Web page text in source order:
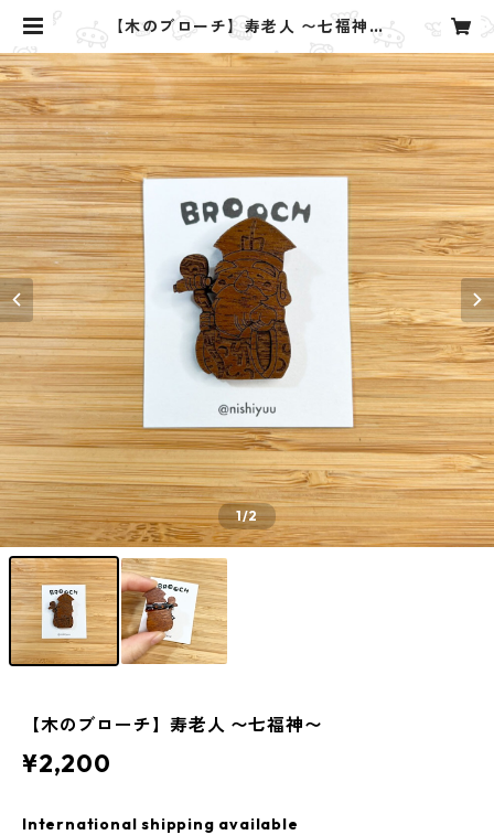
【木のブローチ】寿老人 〜七福神〜
| Yuu. design studio
1/2
【木のブローチ】寿老人 〜七福神〜
¥2,200
International shipping available